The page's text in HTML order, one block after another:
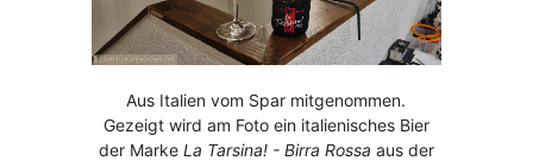
Aus Italien vom Spar mitgenommen.
Gezeigt wird am Foto ein italienisches Bier
der Marke La Tarsina! - Birra Rossa aus der